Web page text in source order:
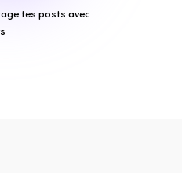
tes posts avec